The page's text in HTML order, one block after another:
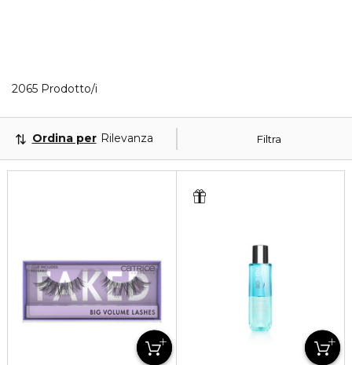
2065 Prodotto/i
Filtra
Ordina per Rilevanza